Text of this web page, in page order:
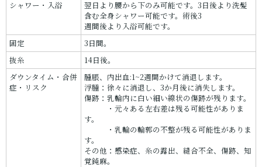
シャワー・入浴
翌日より腰から下のみ可能です。3日後より洗髪
含む全身シャワー可能です。術後3
週間後より入浴可能です。
固定
3日間。
抜糸
14日後。
ダウンタイム・合併
症・リスク
腫脹、内出血:1~2週間かけて消退します。
浮腫：徐々に消退し、3か月後に消失します。
傷跡：乳輪内に白い細い線状の傷跡が残ります。
・元々ある左右差は残る可能性がありま
す。
・乳輪の輪郭の不整が残る可能性がありま
す。
その他：感染症、糸の露出、縫合不全、傷跡、知
覚鈍麻。